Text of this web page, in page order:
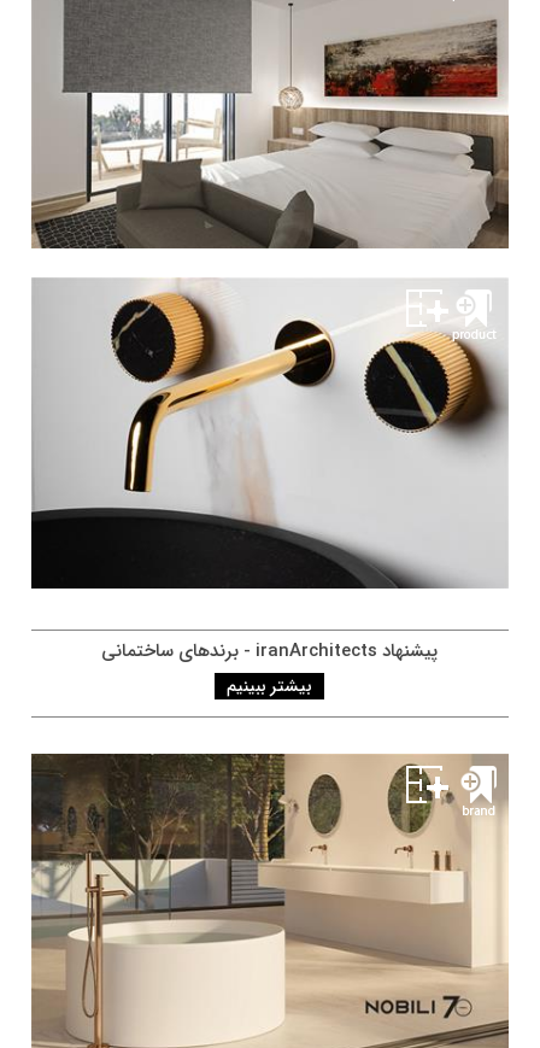
پيشنهاد iranArchitects - برندهای ساختمانی
بیشتر ببینیم